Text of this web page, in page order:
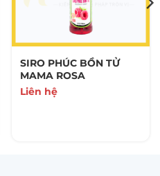
SIRO PHÚC BỒN TỬ
MAMA ROSA
Liên hệ